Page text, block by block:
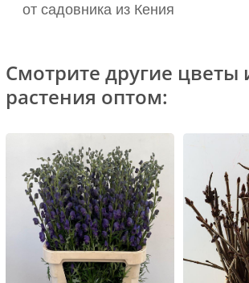
от садовника из Кения
Смотрите другие цветы
растения оптом: